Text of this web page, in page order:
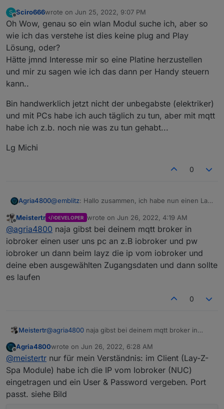
kann über den Browser und der IP das bekannte
Bild holen...
MQQT Adapter von Iobroker kommunizieren kann =
Hier bin ich komplett neu und bräuchte Support...
Ich habe aus dem ersten POST das Script aktiv,
natürlich auch hier noch keine Werte, da keine
MQTT Verbindung besteht... (nur als INFO)
Ich hoffe, es kann mir jemand helfen die MQTT
Verbindung herzustellen...
Viele Grüße
Agria4800
S
Offline
Sciro666wrote on Jun 25, 2022, 9:07 PM
last edited by
Oh Wow, genau so ein wlan Modul suche ich, aber so
wie ich das verstehe ist dies keine plug and Play
Lösung, oder?
Hätte jmnd Interesse mir so eine Platine herzustellen
und mir zu sagen wie ich das dann per Handy steuern
kann..
Bin handwerklich jetzt nicht der unbegabste (elektriker)
und mit PCs habe ich auch täglich zu tun, aber mit mqtt
habe ich z.b. noch nie was zu tun gehabt...
Lg Michi
0
Agria4800@emblitz: Hallo zusammen, ich habe nun einen Lay
kann über den Browser und der IP das bekannte
Bild holen...
Ich habe aus dem ersten POST das Script aktiv,
natürlich auch hier noch keine Werte, da keine
MQTT Verbindung besteht... (nur als INFO)
Ich hoffe, es kann mir jemand helfen die MQTT
Verbindung herzustellen...
Viele Grüße
Agria4800
Offline
Meistertr DEVELOPER wrote on Jun 26, 2022, 4:19 AM
last edited by
@agria4800 naja gibst bei deinem mqtt broker in
iobroker einen user uns pc an z.B iobroker und pw
iobroker un dann beim layz die ip vom iobroker und
deine eben ausgewählten Zugangsdaten und dann sollte
es laufen
0
Meistertr@agria4800 naja gibst bei deinem mqtt broker in
iobroker un dann beim layz die ip vom iobroker und
deine eben ausgewählten Zugangsdaten und dann
sollte es laufen
Offline
Agria4800wrote on Jun 26, 2022, 6:28 AM
last edited by
@meistertr nur für mein Verständnis: im Client (Lay-Z-
Spa Module) habe ich die IP vom Iobroker (NUC)
eingetragen und ein User & Password vergeben. Port
passt. siehe Bild